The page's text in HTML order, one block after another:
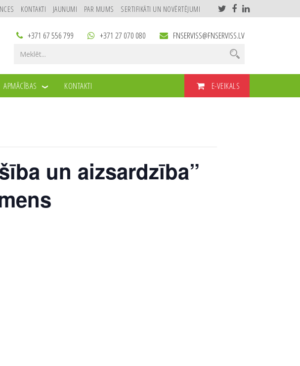
KONTAKTI JAUNUMI PAR MUMS SERTIFIKĀTI UN NOVĒRTĒJUMI
+371 67 556 799 +371 27 070 080 FNSERVISS@FNSERVISS.LV
APMĀCĪBAS KONTAKTI
E-VEIKALS
un aizsardzība”